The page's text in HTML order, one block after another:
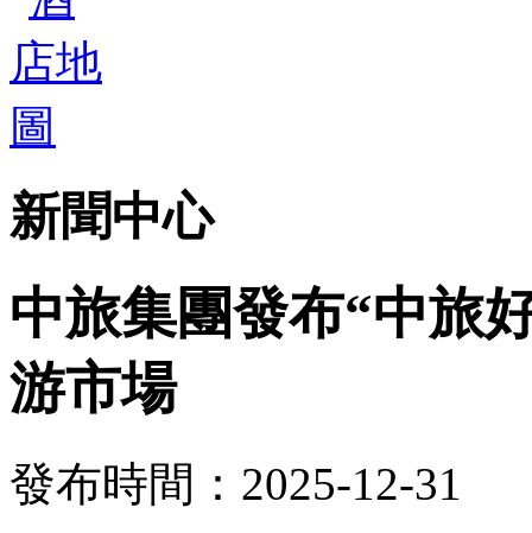
新聞中心
中旅集團發布“中旅
游市場
發布時間：2025-12-31